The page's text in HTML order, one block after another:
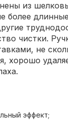
из
более
чистки.
не
хорошо
эффект;